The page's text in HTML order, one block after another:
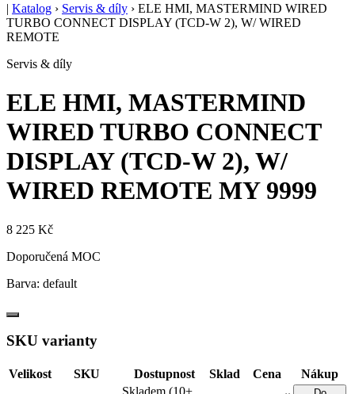
| Katalog › Servis & díly › ELE HMI, MASTERMIND WIRED
TURBO CONNECT DISPLAY (TCD-W 2), W/ WIRED
REMOTE
Servis & díly
ELE HMI, MASTERMIND
WIRED TURBO CONNECT
DISPLAY (TCD-W 2), W/
WIRED REMOTE MY 9999
8 225 Kč
Doporučená MOC
Barva: default
SKU varianty
Velikost SKU Dostupnost Sklad Cena
Nákup